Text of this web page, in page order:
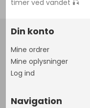
timer ved vandet 🎣
Din konto
Mine ordrer
Mine oplysninger
Log ind
Navigation